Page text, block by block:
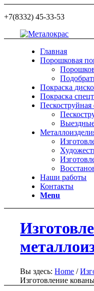
+7(8332) 45-33-53
Главная
Порошковая
Покраска
Покраска
Пескоструйная
Наши работы
Контакты
Menu
Вы здесь: Home /
Изготовление